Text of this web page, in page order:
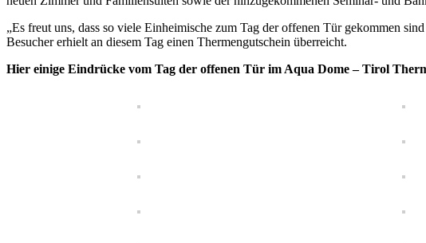
„Es freut uns, dass so viele Einheimische zum Tag der offenen Tür gekommen
Besucher erhielt an diesem Tag einen Thermengutschein überreicht.
Hier einige Eindrücke vom Tag der offenen Tür im Aqua Dome – Tirol